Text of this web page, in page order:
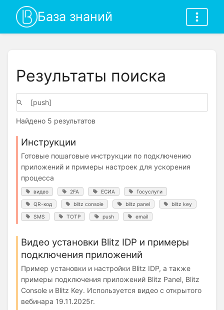
База знаний
Результаты поиска
Найдено 5 результатов
Инструкции
Готовые пошаговые инструкции по подключению
приложений и примеры настроек для ускорения
процесса
видео 2FA ЕСИА Госуслуги
QR-код blitz console blitz panel blitz key
SMS TOTP push email
Видео установки Blitz IDP и примеры
подключения приложений
Пример установки и настройки Blitz IDP, а также
примеры подключения приложений Blitz Panel, Blitz
Console и Blitz Key. Используется видео с открытого
вебинара 19.11.2025г.